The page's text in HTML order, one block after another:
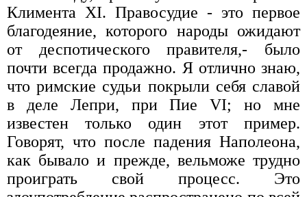
Климента XI. Правосудие - это первое
благодеяние, которого народы ожидают
от деспотического правителя,- было
почти всегда продажно. Я отлично знаю,
что римские судьи покрыли себя славой
в деле Лепри, при Пие VI; но мне
известен только один этот пример.
Говорят, что после падения Наполеона,
как бывало и прежде, вельможе трудно
проиграть свой процесс. Это